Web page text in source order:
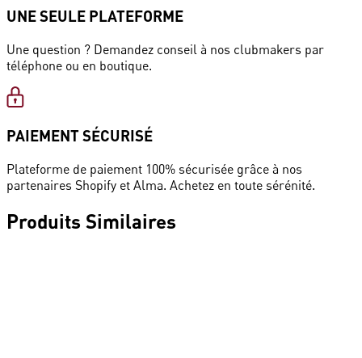
UNE SEULE PLATEFORME
Une question ? Demandez conseil à nos clubmakers par
téléphone ou en boutique.
PAIEMENT SÉCURISÉ
Plateforme de paiement 100% sécurisée grâce à nos
partenaires Shopify et Alma. Achetez en toute sérénité.
Produits Similaires